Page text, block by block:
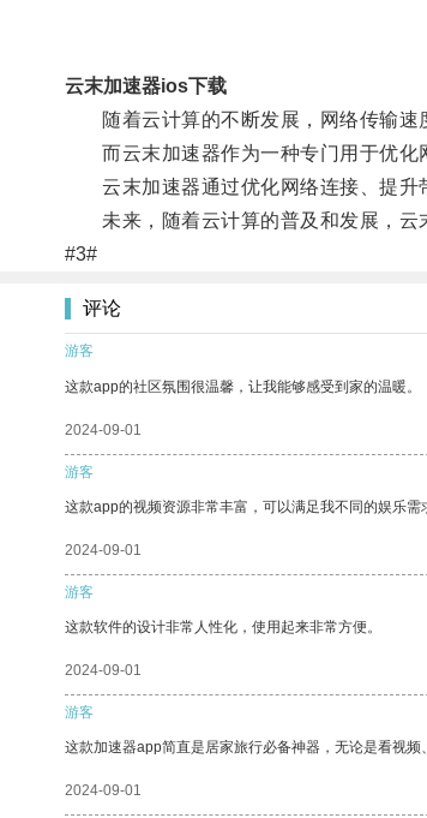
云末加速器ios下载
随着云计算的不断发展，网络传输速
而云末加速器作为一种专门用于优化
云末加速器通过优化网络连接、提升带
未来，随着云计算的普及和发展，云
#3#
评论
游客
这款app的社区氛围很温馨，让我能够感受到家的温暖。
2024-09-01
游客
这款app的视频资源非常丰富，可以满足我不同的娱乐需
2024-09-01
游客
这款软件的设计非常人性化，使用起来非常方便。
2024-09-01
游客
这款加速器app简直是居家旅行必备神器，无论是看视
2024-09-01